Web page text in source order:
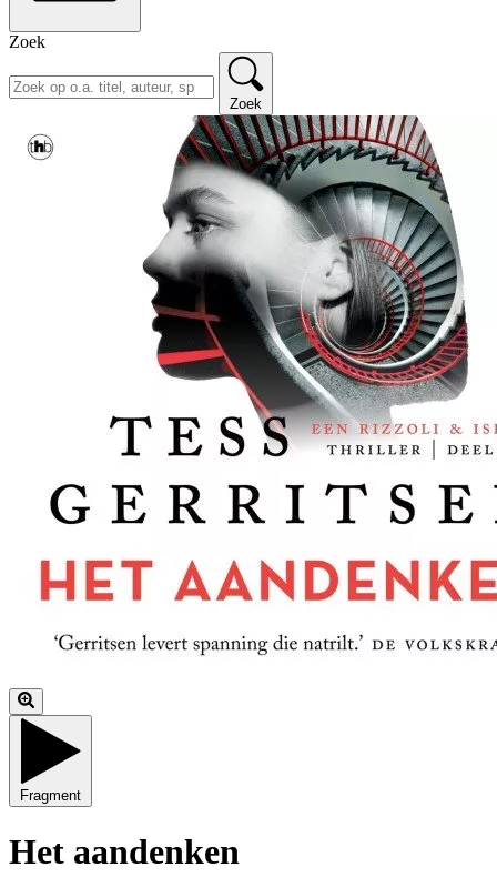
Zoek
Zoek
Fragment
Het aandenken